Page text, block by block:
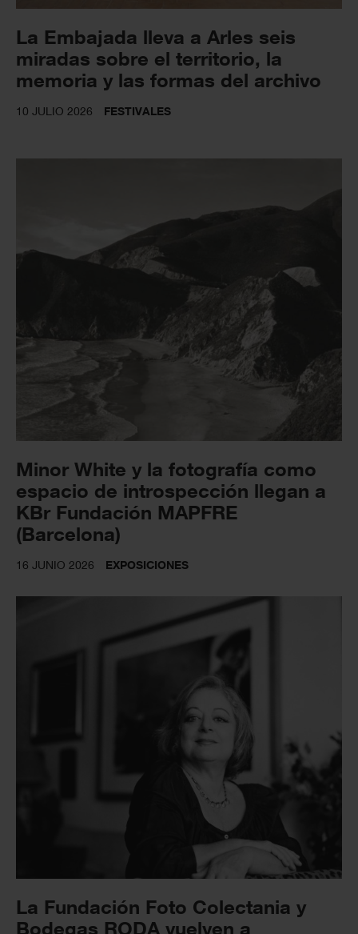
La Embajada lleva a Arles seis
miradas sobre el territorio, la
memoria y las formas del archivo
10 JULIO 2026 FESTIVALES
Minor White y la fotografía como
espacio de introspección llegan a
KBr Fundación MAPFRE
(Barcelona)
16 JUNIO 2026 EXPOSICIONES
La Fundación Foto Colectania y
Bodegas RODA vuelven a